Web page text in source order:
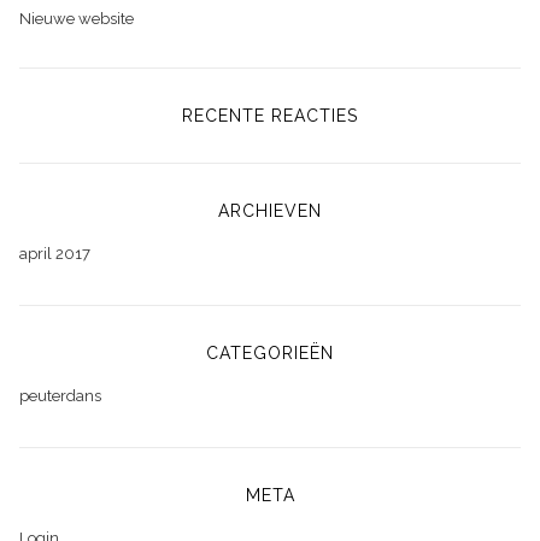
Nieuwe website
RECENTE REACTIES
ARCHIEVEN
april 2017
CATEGORIEËN
peuterdans
META